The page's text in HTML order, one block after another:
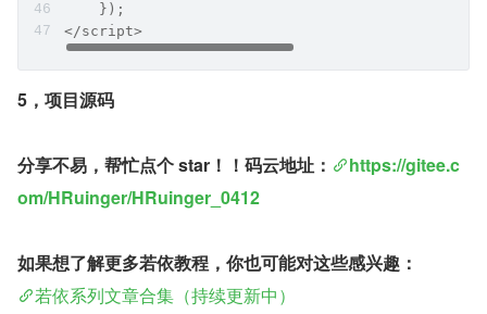
    });
</script>
5，项目源码
分享不易，帮忙点个 star！！码云地址：
https://gitee.c
om/HRuinger/HRuinger_0412
如果想了解更多若依教程，你也可能对这些感兴趣：
若依系列文章合集（持续更新中）